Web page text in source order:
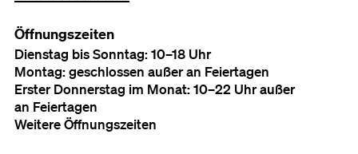
Öffnungszeiten
Dienstag bis Sonntag: 10–18 Uhr
Montag: geschlossen außer an Feiertagen
Erster Donnerstag im Monat: 10–22 Uhr außer
an Feiertagen
Weitere Öffnungszeiten